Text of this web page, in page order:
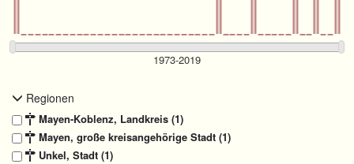
Regionen
Mayen-Koblenz, Landkreis (1)
Mayen, große kreisangehörige Stadt (1)
Unkel, Stadt (1)